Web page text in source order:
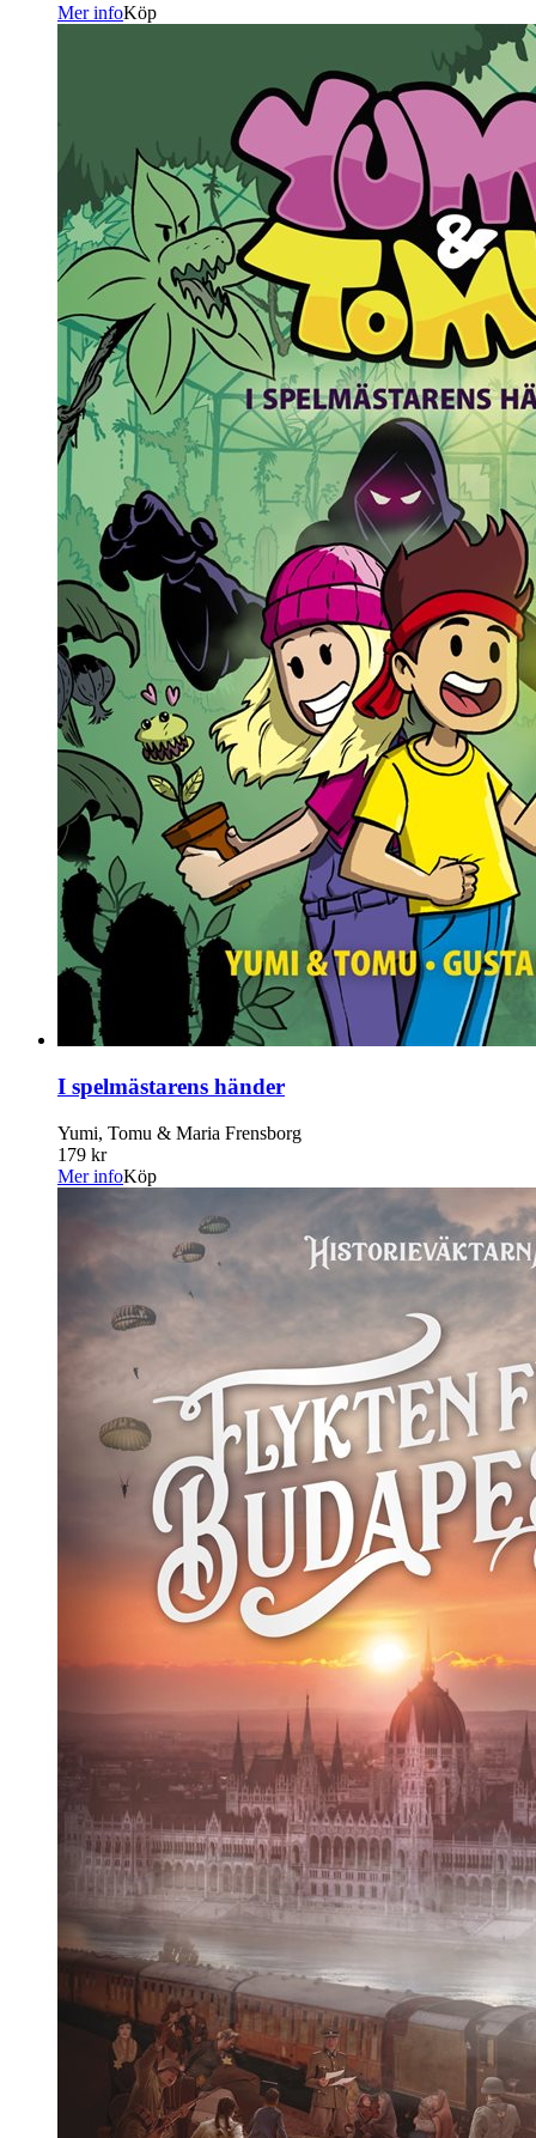
Mer infoKöp
I spelmästarens händer
Yumi, Tomu & Maria Frensborg
179 kr
Mer infoKöp